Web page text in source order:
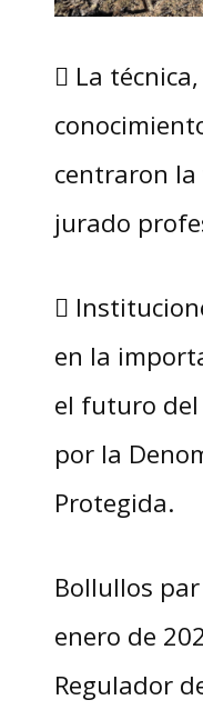
 La
centraron la
jurado

en la
el futuro
por la
Protegida.
Bollullos
enero de
Regulador